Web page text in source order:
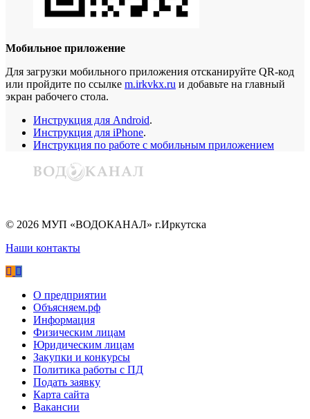
Мобильное приложение
Для загрузки мобильного приложения отсканируйте QR-код
или пройдите по ссылке m.irkvkx.ru и добавьте на главный
экран рабочего стола.
Инструкция для Android.
Инструкция для iPhone.
Инструкция по работе с мобильным приложением
© 2026 МУП «ВОДОКАНАЛ» г.Иркутска
Наши контакты
О предприятии
Объясняем.рф
Информация
Физическим лицам
Юридическим лицам
Закупки и конкурсы
Политика работы с ПД
Подать заявку
Карта сайта
Вакансии